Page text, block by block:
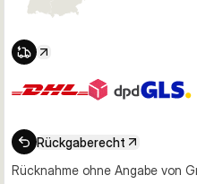
Rückgaberecht
Rücknahme ohne Angabe von